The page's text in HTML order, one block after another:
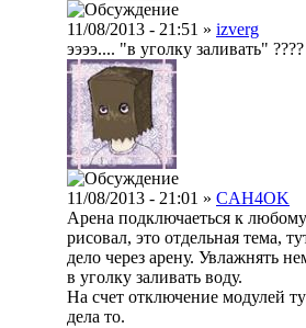
11/08/2013 - 21:51 » izverg
ээээ.... "в уголку заливать" ????
11/08/2013 - 21:01 » CAH4OK
Арена подключаеться к
рисовал, это отдельная тема,
дело через арену. Увлажнять
в уголку заливать воду.
На счет отключение модулей
дела то.